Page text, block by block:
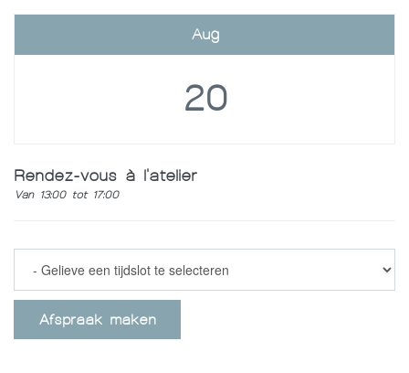
Aug
20
Rendez-vous à l'atelier
Van 13:00 tot 17:00
Afspraak maken